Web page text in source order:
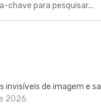
invisíveis de imagem e
2026